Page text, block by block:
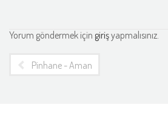
Yorum göndermek için girişyapmalısınız.
Pinhane - Amanvermez Avni